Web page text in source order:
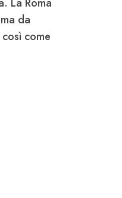
da
come